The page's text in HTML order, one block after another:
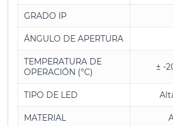
GRADO IP
ÁNGULO DE APERTURA
TEMPERATURA DE
OPERACIÓN (°C)
± -
TIPO DE LED
MATERIAL